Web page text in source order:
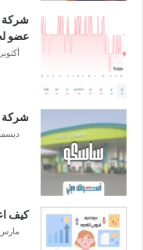
س
ذ
ع
م
0
شركة
عضو
أكتوبر 2, 2023
شركة
ديسمبر 21,
كيف
مارس 17, 2023